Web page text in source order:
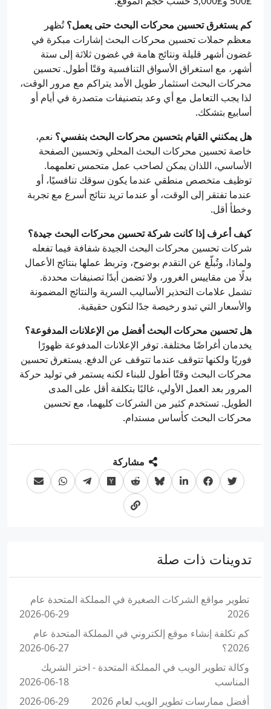
كم يستغرق تحسين محركات البحث حتى يعمل؟تُظهر
معظم حملات تحسين محركات البحث إشارات مبكرة في
غضون أشهر قليلة ونتائج هامة في غضون ثلاثة إلى ستة
أشهر، مع استغراق الأسواق التنافسية وقتًا أطول. تحسين
محركات البحث استثمار طويل الأمد يتراكم مع مرور الوقت،
لذا يجب التعامل مع أي وعد بتصنيفات متصدرة في أيام أو
أسابيع بتشكك.
هل يمكنني القيام بتحسين محركات البحث بنفسي؟ نعم،
خاصة تحسين محركات البحث المحلي وتحسين الصفحة
الأساسي، اللذان يمكن لصاحب عمل متحمس تعلمهما.
توظيف متخصص منطقي عندما يكون سوقك تنافسيًا، أو
عندما تفتقر إلى الوقت، أو عندما تريد نتائج أسرع مع تجربة
وخطأ أقل.
كيف أعرف إذا كانت شركة تحسين محركات البحث جيدة؟
شركات تحسين محركات البحث الجيدة شفافة فيما تفعله
ولماذا، وتُبلّغ عن التقدم بوضوح، وتربط عملها بنتائج الأعمال
بدلًا من مقاييس الغرور، ولا تضمن أبدًا تصنيفات محددة.
تشمل علامات التحذير الأساليب السرية والنتائج المضمونة
والأسعار التي تبدو رخيصة جدًا لتكون حقيقية.
هل تحسين محركات البحث أفضل من الإعلانات المدفوعة؟
يخدمان أغراضًا مختلفة. توفر الإعلانات المدفوعة ظهورًا
فوريًا ولكنها تتوقف عندما تتوقف عن الدفع. يستغرق تحسين
محركات البحث وقتًا أطول للبناء لكنه يستمر في توليد حركة
المرور بعد العمل الأولي، غالبًا بتكلفة أقل على المدى
الطويل. تستخدم كثير من الشركات كليهما، مع تحسين
محركات البحث كأساس مستدام.
مشاركة
تدوينات ذات صلة
تطوير مواقع الشركات الصغيرة في المملكة المتحدة عام
2026
2026-06-29
كم تكلفة إنشاء موقع إلكتروني في المملكة المتحدة عام
2026؟
2026-06-27
وكالة تطوير الويب في المملكة المتحدة - اختر الشريك
المناسب
2026-06-18
أفضل ممارسات تطوير الويب لعام 2026
2026-06-29